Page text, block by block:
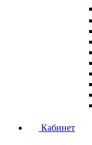
Кабинет